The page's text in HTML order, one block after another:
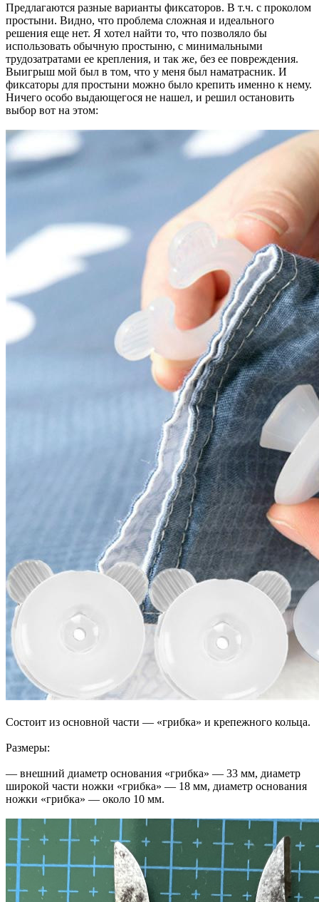
Предлагаются разные варианты фиксаторов. В т.ч. с проколом
простыни. Видно, что проблема сложная и идеального
решения еще нет. Я хотел найти то, что позволяло бы
использовать обычную простыню, с минимальными
трудозатратами ее крепления, и так же, без ее повреждения.
Выигрыш мой был в том, что у меня был наматрасник. И
фиксаторы для простыни можно было крепить именно к нему.
Ничего особо выдающегося не нашел, и решил остановить
выбор вот на этом:
Состоит из основной части — «грибка» и крепежного кольца.
Размеры:
— внешний диаметр основания «грибка» — 33 мм, диаметр
широкой части ножки «грибка» — 18 мм, диаметр основания
ножки «грибка» — около 10 мм.